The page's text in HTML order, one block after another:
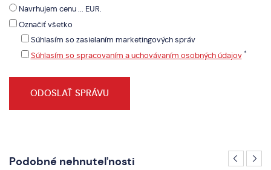
Navrhujem cenu ... EUR.
Označiť všetko
Súhlasím so zasielaním marketingových správ
Súhlasím so spracovaním a uchovávaním osobných údajov *
Podobné nehnuteľnosti